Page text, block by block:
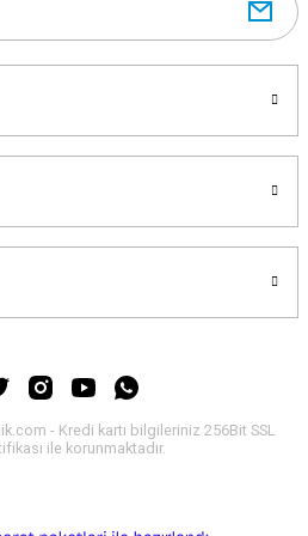
- Kredi kartı bilgileriniz 256Bit SSL
ile korunmaktadır.